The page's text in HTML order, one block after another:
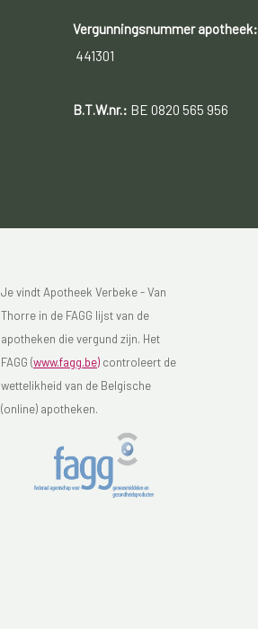
Vergunningsnummer apotheek:
441301
B.T.W.nr.: BE 0820 565 956
Je vindt Apotheek Verbeke - Van
Thorre in de FAGG lijst van de
apotheken die vergund zijn. Het
FAGG (www.fagg.be)controleert de
wettelikheid van de Belgische
(online) apotheken.